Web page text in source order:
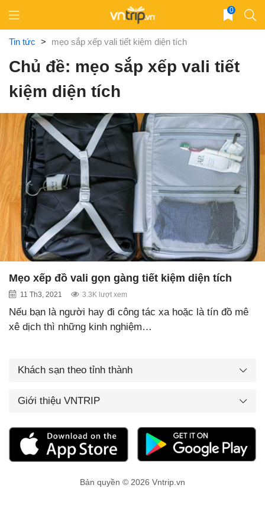
content
0
Tin tức > mẹo sắp xếp vali tiết kiệm diện tích
Chủ đề: mẹo sắp xếp vali tiết
kiệm diện tích
Mẹo xếp đồ vali gọn gàng tiết kiệm diện tích
11 Th3, 2021 3.3K lượt xem
Nếu bạn là người hay đi công tác xa hoặc là tín đồ mê
xê dịch thì những kinh nghiệm…
Khách sạn theo tỉnh thành
Giới thiệu VNTRIP
Bản quyền © 2026 Vntrip.vn